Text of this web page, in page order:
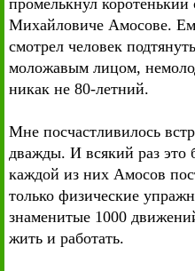
промелькнул
Михайловиче Амосове.
смотрел человек
моложавым лицом,
никак не 80-летний.
Мне посчастливилось
дважды. И всякий раз это
каждой из них Амосов
только физические
знаменитые 1000
жить и работать.